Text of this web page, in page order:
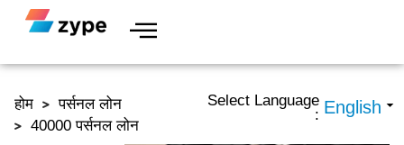
Skip to content
होम
पर्सनल लोन
40000 पर्सनल लोन
Select Language
: